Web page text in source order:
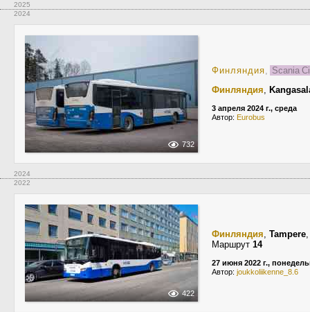
2025
2024
732
Финляндия, Scania
Финляндия,
3 апреля 2024 г., среда
Автор: Eurobus
2024
2022
422
Финляндия, Tampere
Маршрут 14
27 июня 2022 г.,
Автор: joukkoliikenne_8.6